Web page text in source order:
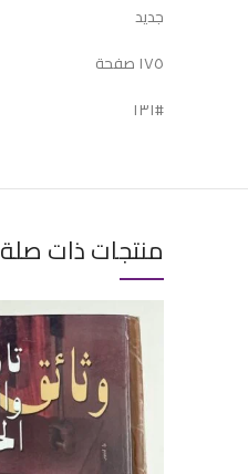
جديد
١٧٥ صفحة
#١٣١
منتجات ذات صلة